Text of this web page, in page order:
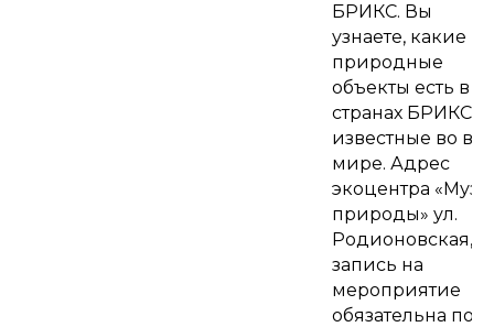
БРИКС. Вы
узнаете, какие
природные
объекты есть в
странах БРИКС,
известные во
мире. Адрес
экоцентра
природы» ул.
Родионовская,
запись на
мероприятие
обязательна по